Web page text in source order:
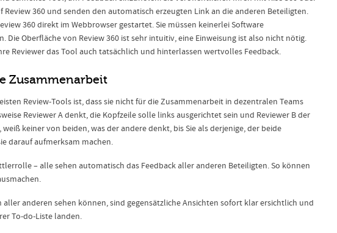
360 und senden den automatisch erzeugten Link an die anderen Beteiligten.
360 direkt im Webbrowser gestartet. Sie müssen keinerlei Software
Oberfläche von Review 360 ist sehr intuitiv, eine Einweisung ist also nicht nötig.
Reviewer das Tool auch tatsächlich und hinterlassen wertvolles Feedback.
Zusammenarbeit
Review-Tools ist, dass sie nicht für die Zusammenarbeit in dezentralen Teams
Reviewer A denkt, die Kopfzeile solle links ausgerichtet sein und Reviewer B der
keiner von beiden, was der andere denkt, bis Sie als derjenige, der beide
darauf aufmerksam machen.
– alle sehen automatisch das Feedback aller anderen Beteiligten. So können
anderen sehen können, sind gegensätzliche Ansichten sofort klar ersichtlich und
To-do-Liste landen.